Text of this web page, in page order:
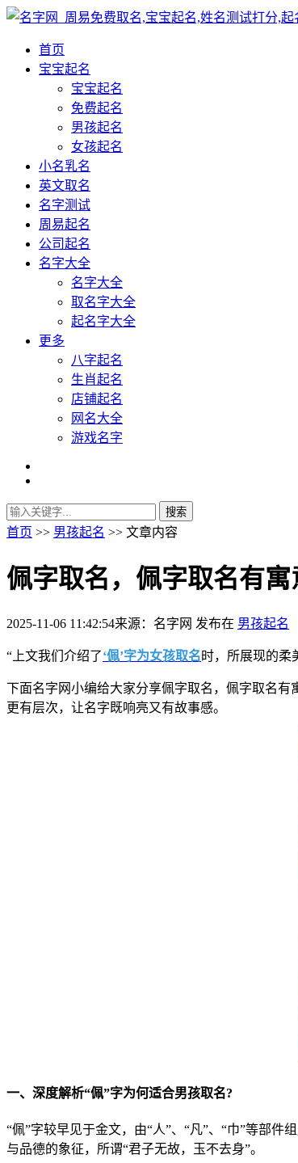
首页
宝宝起名
宝宝起名
免费起名
男孩起名
女孩起名
小名乳名
英文取名
名字测试
周易起名
公司起名
名字大全
名字大全
取名字大全
起名字大全
更多
八字起名
生肖起名
店铺起名
网名大全
游戏名字
首页 >> 男孩起名 >> 文章内容
佩字取名，佩字取名有
2025-11-06 11:42:54来源：名字网 发布在 男孩起名
“上文我们介绍了‘佩’字为女孩取名时，所展现的柔
下面名字网小编给大家分享佩字取名，佩字取名有
更有层次，让名字既响亮又有故事感。
一、深度解析“佩”字为何适合男孩取名?
“佩”字较早见于金文，由“人”、“凡”、“巾”等部
与品德的象征，所谓“君子无故，玉不去身”。